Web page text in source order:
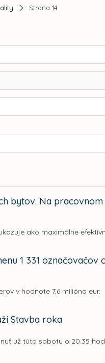
Strana 14
bytov. Na
ako maximálne
1 331
v hodnote 7,6 milióna eur.
Stavba roka
už túto sobotu o 20.35